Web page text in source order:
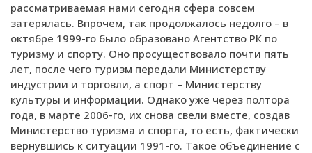
рассматриваемая нами сегодня сфера совсем
затерялась. Впрочем, так продолжалось недолго – в
октябре 1999-го было образовано Агентство РК по
туризму и спорту. Оно просуществовало почти пять
лет, после чего туризм передали Министерству
индустрии и торговли, а спорт – Министерству
культуры и информации. Однако уже через полтора
года, в марте 2006-го, их снова свели вместе, создав
Министерство туризма и спорта, то есть, фактически
вернувшись к ситуации 1991-го. Такое объединение с